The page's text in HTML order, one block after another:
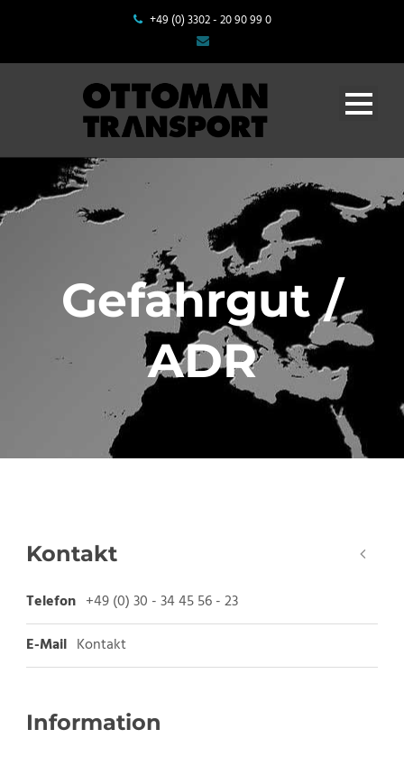
+49 (0) 3302 - 20 90 99 0
Gefahrgut /
ADR
Kontakt
Telefon +49 (0) 30 - 34 45 56 - 23
E-Mail Kontakt
Information